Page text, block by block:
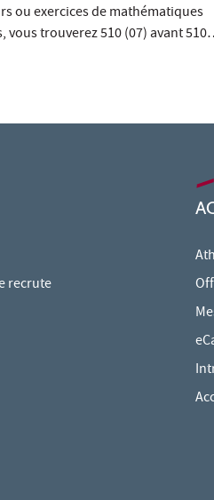
ou exercices de mathématiques
vous trouverez 510 (07) avant
recrute